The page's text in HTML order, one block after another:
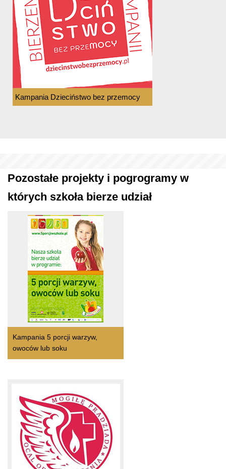
Kampania Dzieciństwo bez przemocy
Pozostałe projekty i pogrogramy w
których szkoła bierze udział
Kampania 5 porcji warzyw,
owoców lub soku